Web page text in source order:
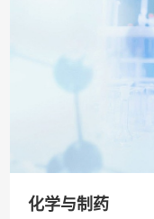
化学与制药